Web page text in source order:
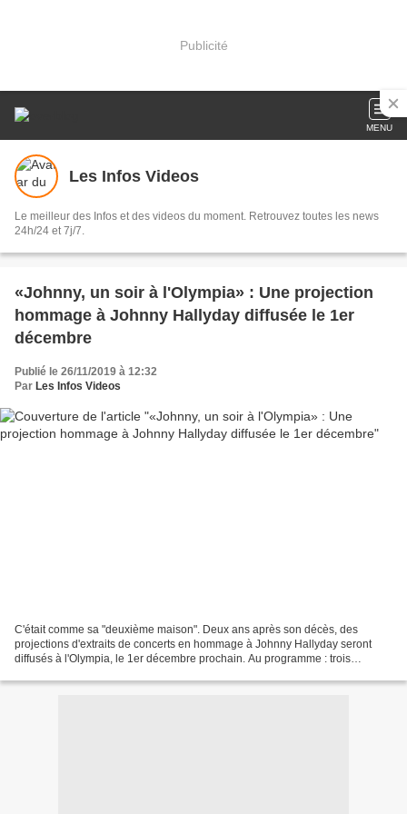
Publicité
MENU
Les Infos Videos
Le meilleur des Infos et des videos du moment. Retrouvez toutes les news
24h/24 et 7j/7.
«Johnny, un soir à l'Olympia» : Une projection
hommage à Johnny Hallyday diffusée le 1er
décembre
Publié le 26/11/2019 à 12:32
Par Les Infos Videos
C'était comme sa "deuxième maison". Deux ans après son décès, des
projections d'extraits de concerts en hommage à Johnny Hallyday seront
diffusés à l'Olympia, le 1er décembre prochain. Au programme : trois